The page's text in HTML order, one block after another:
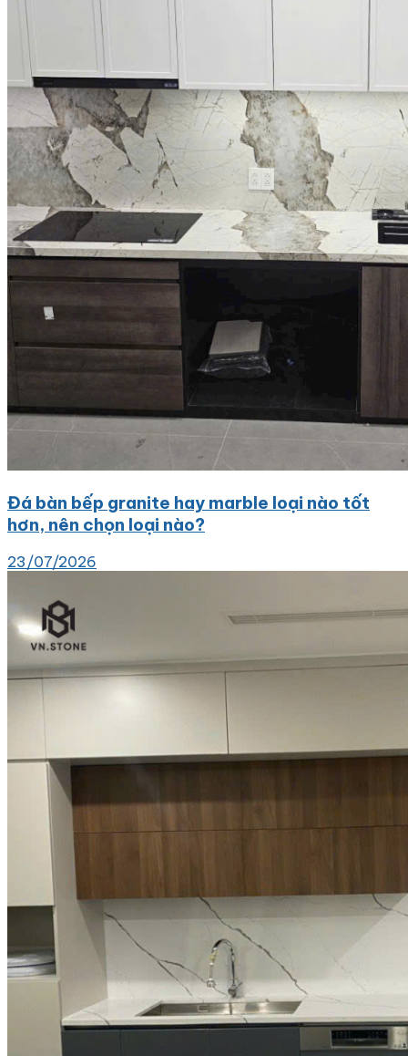
Đá bàn bếp granite hay marble loại nào tốt
hơn, nên chọn loại nào?
23/07/2026